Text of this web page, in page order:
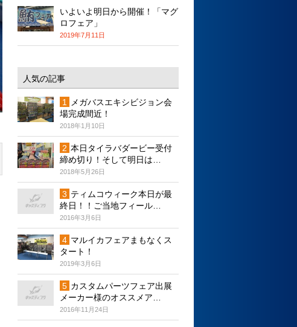
いよいよ明日から開催！「マグ
ロフェア」
2019年7月11日
人気の記事
メガバスエキシビジョン会
場完成間近！
2018年1月10日
本日タイラバダービー受付
締め切り！そして明日は…
2018年5月26日
ティムコウィーク本日が最
終日！！ご当地フィール…
2016年3月6日
マルイカフェアまもなくス
タート！
2019年3月6日
カスタムパーツフェア出展
メーカー様のオススメア…
2016年11月24日